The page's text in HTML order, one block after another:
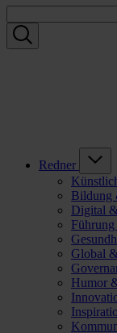
Redner
Bildung
Digital
Global
Humor